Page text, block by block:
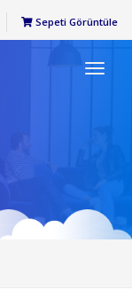
Sepeti Görüntüle